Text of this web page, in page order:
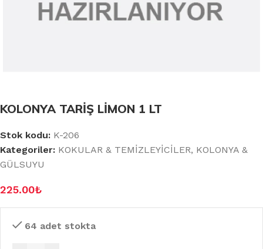
KOLONYA TARİŞ LİMON 1 LT
Stok kodu: K-206
Kategoriler: KOKULAR & TEMİZLEYİCİLER, KOLONYA &
GÜLSUYU
225.00₺
64 adet stokta